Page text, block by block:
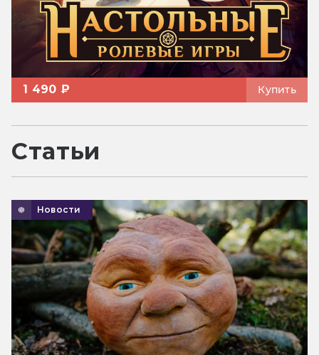
1 490 ₽ Купить
Статьи
Новости